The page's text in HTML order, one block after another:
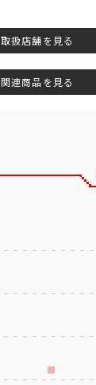
取扱店舗を見る
関連商品を見る